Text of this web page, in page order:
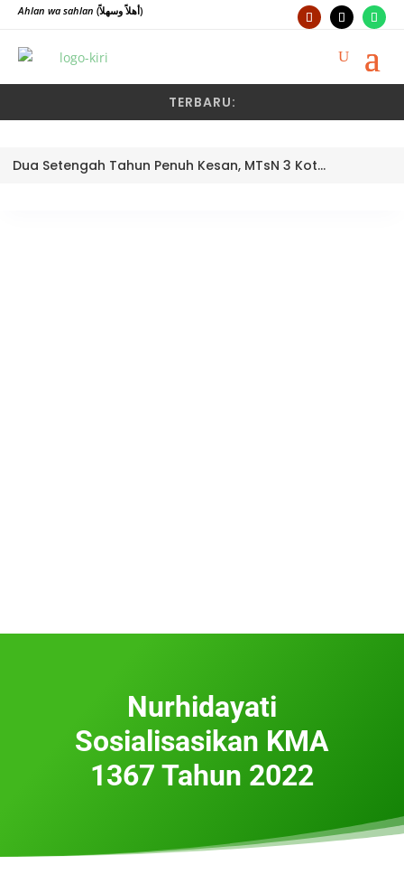
Ahlan wa sahlan (أهلاً وسهلاً)
TERBARU:
Dua Setengah Tahun Penuh Kesan, MTsN 3 Kota Padang Lepas Pengawas Pembina Dra. Nayusminar Nasrun
Nurhidayati
Sosialisasikan KMA
1367 Tahun 2022